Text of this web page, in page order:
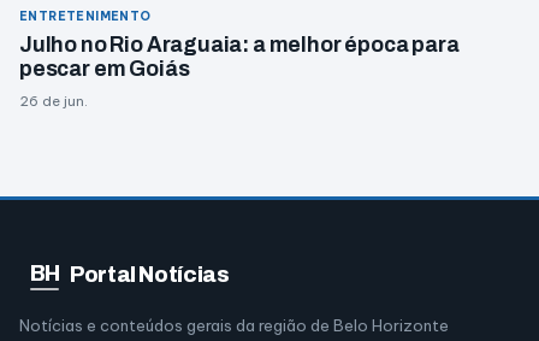
ENTRETENIMENTO
Julho no Rio Araguaia: a melhor época para
pescar em Goiás
26 de jun.
BH Portal Notícias
Notícias e conteúdos gerais da região de Belo Horizonte